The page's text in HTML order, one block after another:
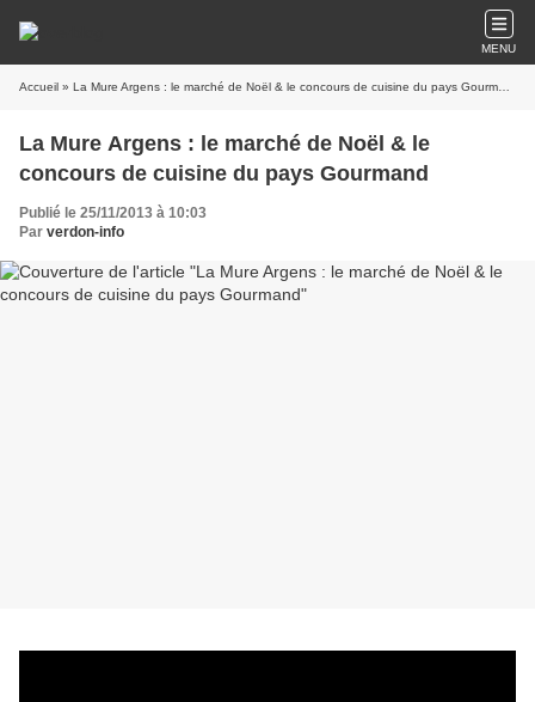
MENU
Accueil » La Mure Argens : le marché de Noël & le concours de cuisine du pays Gourmand
La Mure Argens : le marché de Noël & le
concours de cuisine du pays Gourmand
Publié le 25/11/2013 à 10:03
Par verdon-info